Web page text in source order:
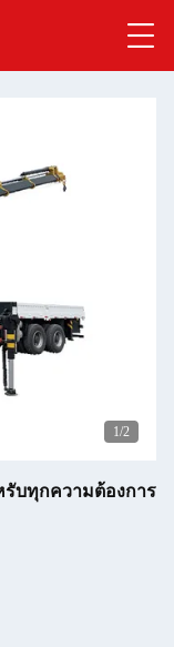
1/2
รับทุกความต้องการ